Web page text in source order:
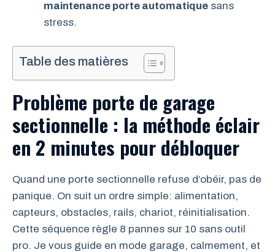
maintenance porte automatique sans
stress.
Table des matières
Problème porte de garage
sectionnelle : la méthode éclair
en 2 minutes pour débloquer
Quand une porte sectionnelle refuse d’obéir, pas de
panique. On suit un ordre simple: alimentation,
capteurs, obstacles, rails, chariot, réinitialisation.
Cette séquence règle 8 pannes sur 10 sans outil
pro. Je vous guide en mode garage, calmement, et